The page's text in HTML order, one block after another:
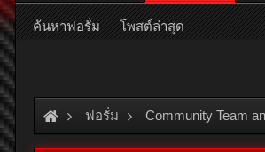
ฟอรั่ม Community Team
ค้นหาฟอรั่ม โพสต์ล่าสุด